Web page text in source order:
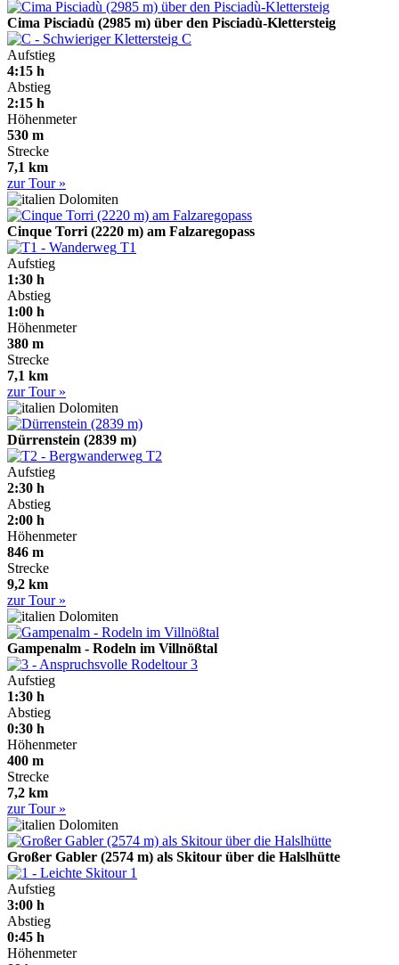
Cima Pisciadù (2985 m) über den Pisciadù-Klettersteig
C
Aufstieg
4:15 h
Abstieg
2:15 h
Höhenmeter
530 m
Strecke
7,1 km
zur Tour »
Dolomiten
Cinque Torri (2220 m) am Falzaregopass
T1
Aufstieg
1:30 h
Abstieg
1:00 h
Höhenmeter
380 m
Strecke
7,1 km
zur Tour »
Dolomiten
Dürrenstein (2839 m)
T2
Aufstieg
2:30 h
Abstieg
2:00 h
Höhenmeter
846 m
Strecke
9,2 km
zur Tour »
Dolomiten
Gampenalm - Rodeln im Villnößtal
3
Aufstieg
1:30 h
Abstieg
0:30 h
Höhenmeter
400 m
Strecke
7,2 km
zur Tour »
Dolomiten
Großer Gabler (2574 m) als Skitour über die Halslhütte
1
Aufstieg
3:00 h
Abstieg
0:45 h
Höhenmeter